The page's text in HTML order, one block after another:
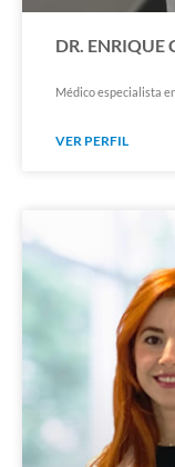
DR. ENRIQUE
Médico especialista
VER PERFIL